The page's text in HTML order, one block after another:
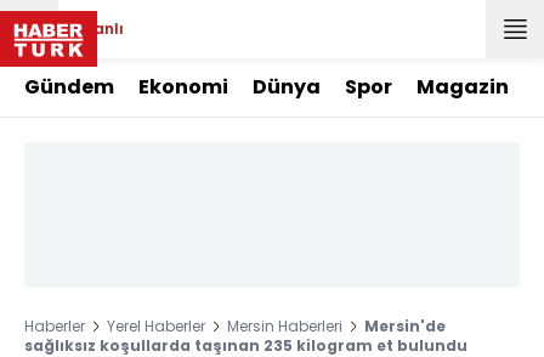
Canlı
Gündem Ekonomi Dünya Spor Magazin
Haberler Yerel Haberler Mersin Haberleri
Mersin'de
sağlıksız koşullarda taşınan 235 kilogram et bulundu